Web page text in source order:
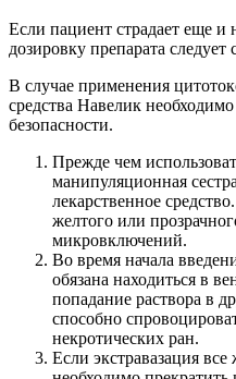
Если пациент страдает еще
дозировку препарата следует
В случае применения
средства Навелик
безопасности.
Прежде чем
манипуляционная
лекарственное
желтого или
микровключений.
Во время начала
обязана находиться в
попадание раствора в
способно
некротических ран.
Если экстравазация